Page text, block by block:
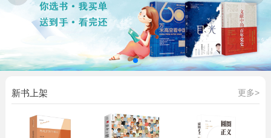
新书上架 更多>